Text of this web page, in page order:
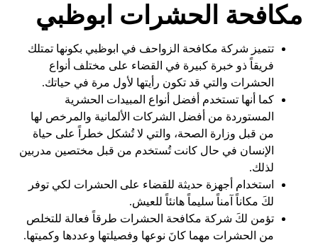
مكافحة الحشرات ابوظبي
تتميز شركة مكافحة الزواحف في ابوظبي بكونها تمتلك
فريقاً ذو خبرة كبيرة في القضاء على مختلف أنواع
الحشرات والتي قد تكون رأيتها لأول مرة في حياتك.
كما أنها تستخدم أفضل أنواع المبيدات الحشرية
المستوردة من أفضل الشركات الألمانية والمرخص لها
من قبل وزارة الصحة، والتي لا تُشكل خطراً على حياة
الإنسان في حال كانت تُستخدم من قبل مختصين مدربين
لذلك.
استخدام أجهزة حديثة للقضاء على الحشرات لكي توفر
لكَ مكاناً آمناً سليماً هانئاً للعيش.
تؤمن لكَ شركة مكافحة الحشرات طرقاً فعالة للتخلص
من الحشرات مهما كانَ نوعها وفصيلتها وعددها وكميتها.